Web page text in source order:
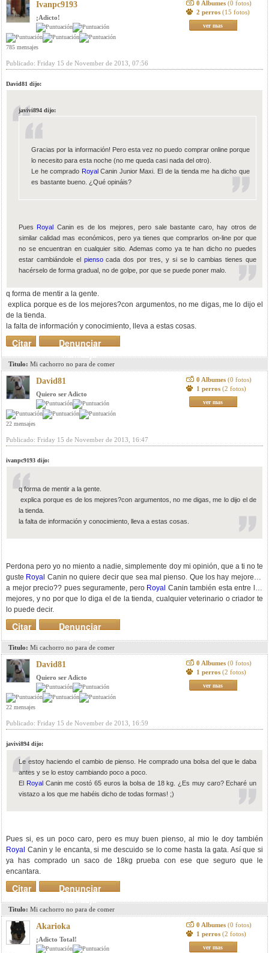
Ivanpc9193
¡Adicto!
785 mensajes
0 Albumes (0 fotos)
2 perros (15 fotos)
ver mas
Publicado: Friday 15 de November de 2013, 07:56
David81 dijo:
javivi894 dijo:
Gracias por la información! Pero esta vez no puedo comprar online porque
lo necesito para esta noche (no me queda casi nada del otro).
Le he comprado RoyalCanin Junior Maxi. El de la tienda me ha dicho que
es bastante bueno. ¿Qué opináis?
Pues Royal Canin es de los mejores, pero sale bastante caro, hay otros de
similar calidad mas económicos, pero ya tienes que comprarlos on-line por que
no se encuentran en cualquier sitio. Ademas como ya te han dicho no puedes
estar cambiándole el piensocada dos por tres, y si se lo cambias tienes que
hacérselo de forma gradual, no de golpe, por que se puede poner malo.
q forma de mentir a la gente.
explica porque es de los mejores?con argumentos, no me digas, me lo dijo el
de la tienda.
la falta de información y conocimiento, lleva a estas cosas.
Denunciar
mensaje
Citar
Titulo: Mi cachorro no para de comer
David81
Quiero ser Adicto
22 mensajes
0 Albumes (0 fotos)
1 perros (2 fotos)
ver mas
Publicado: Friday 15 de November de 2013, 16:47
ivanpc9193 dijo:
q forma de mentir a la gente.
explica porque es de los mejores?con argumentos, no me digas, me lo dijo el de
la tienda.
la falta de información y conocimiento, lleva a estas cosas.
Perdona pero yo no miento a nadie, simplemente doy mi opinión, que a ti no te
guste Royal Canin no quiere decir que sea mal pienso. Que los hay mejores y
a mejor precio?? pues seguramente, pero Royal Canin también esta entre los
mejores, y no por que lo diga el de la tienda, cualquier veterinario o criador te
lo puede decir.
Denunciar
mensaje
Citar
Titulo: Mi cachorro no para de comer
David81
Quiero ser Adicto
22 mensajes
0 Albumes (0 fotos)
1 perros (2 fotos)
ver mas
Publicado: Friday 15 de November de 2013, 16:59
javivi894 dijo:
Le estoy haciendo el cambio de pienso. He comprado una bolsa del que le daba
antes y se lo estoy cambiando poco a poco.
El RoyalCanin me costó 65 euros la bolsa de 18 kg. ¿Es muy caro? Echaré un
vistazo a los que me habéis dicho de todas formas! ;)
Pues si, es un poco caro, pero es muy buen pienso, al mio le doy también
Royal Canin y le encanta, si me descuido se lo come hasta la gata. Así que si
ya has comprado un saco de 18kg prueba con ese que seguro que le
encantara.
Denunciar
mensaje
Citar
Titulo: Mi cachorro no para de comer
Akarioka
¡Adicto Total!
0 Albumes (0 fotos)
1 perros (2 fotos)
ver mas